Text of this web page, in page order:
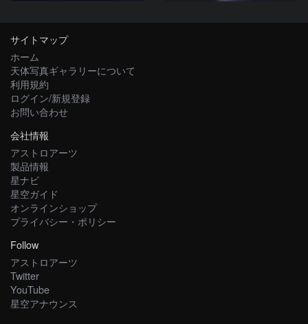
サイトマップ
ホーム
天体写真ギャラリーについて
利用規約
ログイン/新規登録
お問い合わせ
会社情報
アストロアーツ
製品情報
星ナビ
星空ガイド
オンラインショップ
プライバシー・ポリシー
Follow
アストロアーツ
Twitter
YouTube
星空アナウンス